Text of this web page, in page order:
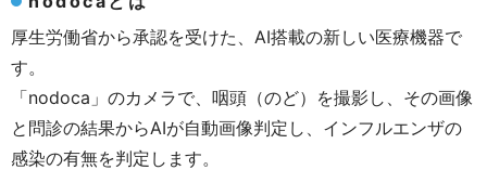
厚生労働省から承認を受けた、 AI搭載の新しい医療機器で
す。
「nodoca 」のカメラで、咽頭（のど）を撮影し、その画像
と問診の結果からAIが自動画像判定し、インフルエンザの
感染の有無を判定します。